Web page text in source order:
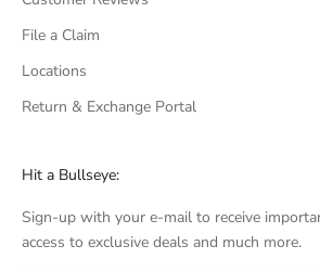
File a Claim
Locations
Return & Exchange Portal
Hit a Bullseye:
Sign-up with your e-mail to receive
access to exclusive deals and much more.